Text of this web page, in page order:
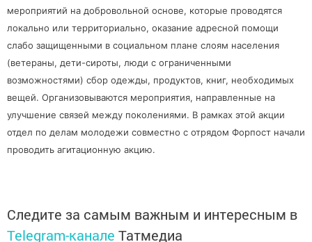
мероприятий на добровольной основе, которые проводятся
локально или территориально, оказание адресной помощи
слабо защищенными в социальном плане слоям населения
(ветераны, дети-сироты, люди с ограниченными
возможностями) сбор одежды, продуктов, книг, необходимых
вещей. Организовываются мероприятия, направленные на
улучшение связей между поколениями. В рамках этой акции
отдел по делам молодежи совместно с отрядом Форпост начали
проводить агитационную акцию.
Следите за самым важным и интересным в
Telegram-канале Татмедиа